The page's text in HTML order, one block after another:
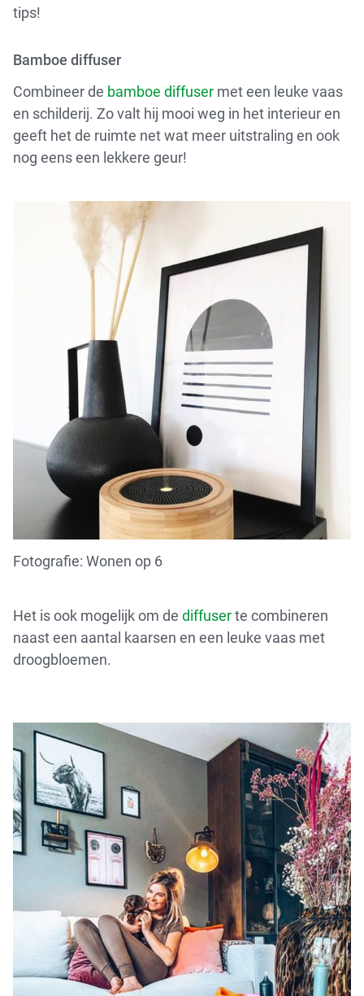
tips!
Bamboe diffuser
Combineer de bamboe diffuser met een leuke vaas
en schilderij. Zo valt hij mooi weg in het interieur en
geeft het de ruimte net wat meer uitstraling en ook
nog eens een lekkere geur!
Fotografie: Wonen op 6
Het is ook mogelijk om de diffuserte combineren
naast een aantal kaarsen en een leuke vaas met
droogbloemen.